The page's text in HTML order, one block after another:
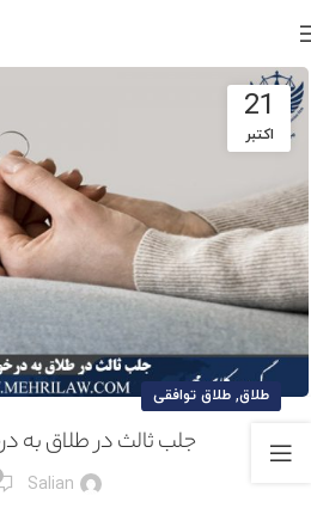
21
اکتبر
طلاق, طلاق توافقی
جلب ثالث در طلاق به
Salian